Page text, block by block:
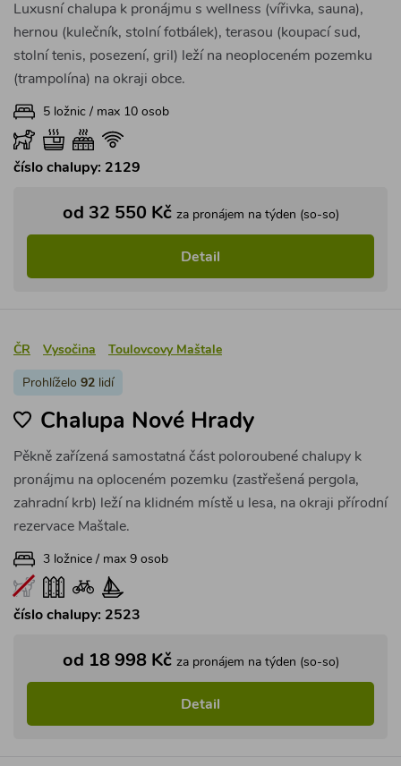
Luxusní chalupa k pronájmu s wellness (vířivka, sauna),
hernou (kulečník, stolní fotbálek), terasou (koupací sud,
stolní tenis, posezení, gril) leží na neoploceném pozemku
(trampolína) na okraji obce.
5 ložnic / max 10 osob
číslo chalupy: 2129
od 32 550 Kč za pronájem na týden (so-so)
Detail
ČR Vysočina Toulovcovy Maštale
Prohlíželo 92 lidí
Chalupa Nové Hrady
Pěkně zařízená samostatná část poloroubené chalupy k
pronájmu na oploceném pozemku (zastřešená pergola,
zahradní krb) leží na klidném místě u lesa, na okraji přírodní
rezervace Maštale.
3 ložnice / max 9 osob
číslo chalupy: 2523
od 18 998 Kč za pronájem na týden (so-so)
Detail